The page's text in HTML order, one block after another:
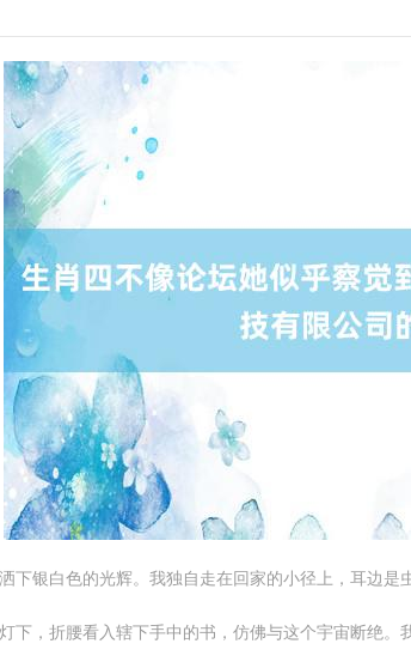
下银白色的光辉。我独自走在回家的小径上，耳边是
下，折腰看入辖下手中的书，仿佛与这个宇宙断绝。